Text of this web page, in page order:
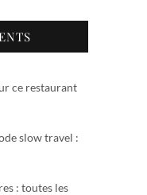
ce restaurant
slow travel :
: toutes les